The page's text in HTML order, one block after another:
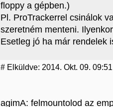
floppy a gépben.)
Pl. ProTrackerrel csinálok
szeretném menteni.
Esetleg jó ha már rendelek
# Elküldve: 2014. Okt. 09. 09:51
agimA: felmountolod az